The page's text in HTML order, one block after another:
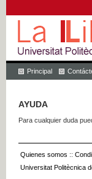
Principal
AYUDA
Para cualquier duda
Quienes somos ::
Universitat Politècnica